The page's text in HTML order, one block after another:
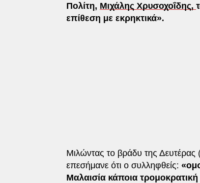
Πολίτη, Μιχάλης Χρυσοχοΐδης,
επίθεση με εκρηκτικά».
Μιλώντας το βράδυ της
επεσήμανε ότι ο συλληφθείς:
Μαλαισία κάποια